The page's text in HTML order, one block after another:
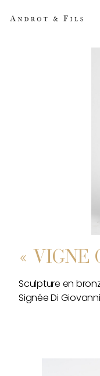
« VIGNE
Sculpture en
Signée Di